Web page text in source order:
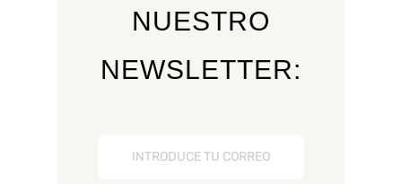
NUESTRO
NEWSLETTER: